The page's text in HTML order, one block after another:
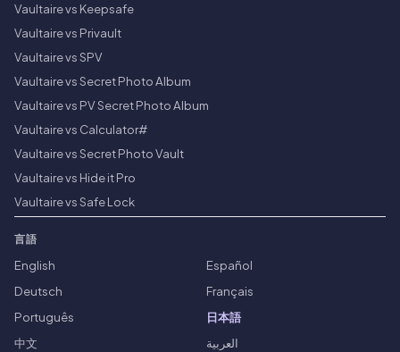
Vaultaire vs Keepsafe
Vaultaire vs Privault
Vaultaire vs SPV
Vaultaire vs Secret Photo Album
Vaultaire vs PV Secret Photo Album
Vaultaire vs Calculator#
Vaultaire vs Secret Photo Vault
Vaultaire vs Hide it Pro
Vaultaire vs Safe Lock
言語
English
Español
Deutsch
Français
Português
日本語
中文
العربية